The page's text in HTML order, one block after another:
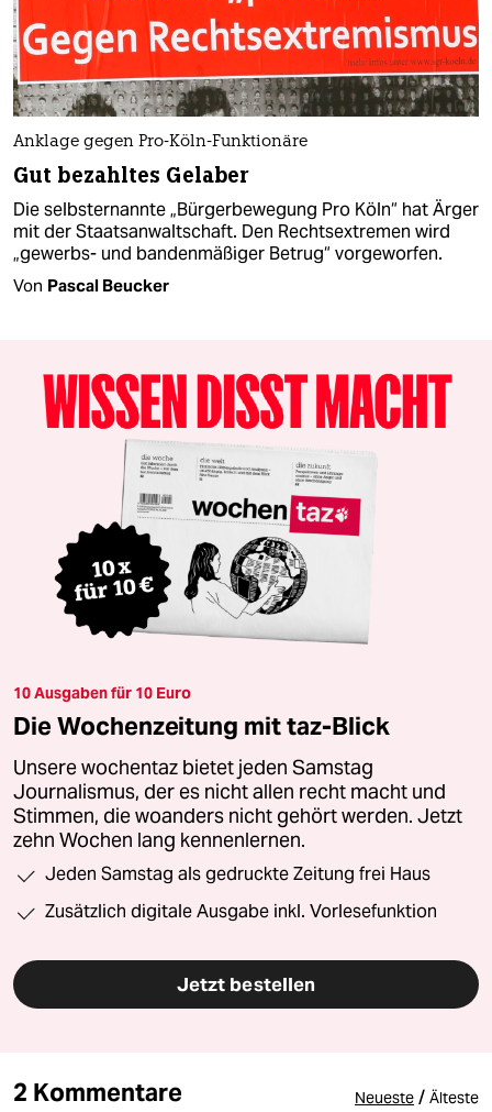
Anklage gegen Pro-Köln-Funktionäre
Gut bezahltes Gelaber
Die selbsternannte „Bürgerbewegung Pro Köln“ hat Ärger
mit der Staatsanwaltschaft. Den Rechtsextremen wird
„gewerbs- und bandenmäßiger Betrug“ vorgeworfen.
Von Pascal Beucker
10 Ausgaben für 10 Euro
Die Wochenzeitung mit taz-Blick
Unsere wochentaz bietet jeden Samstag
Journalismus, der es nicht allen recht macht und
Stimmen, die woanders nicht gehört werden. Jetzt
zehn Wochen lang kennenlernen.
Jeden Samstag als gedruckte Zeitung frei Haus
Zusätzlich digitale Ausgabe inkl. Vorlesefunktion
Jetzt bestellen
2 Kommentare Neueste / Älteste